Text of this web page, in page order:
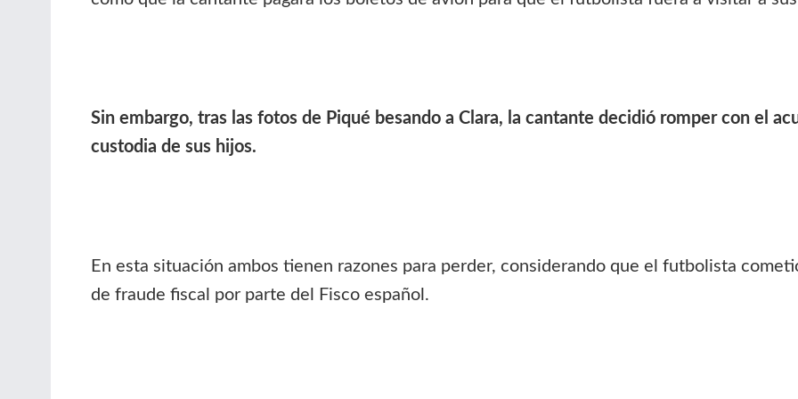
Sin embargo, tras las fotos de Piqué besando a Clara, la cantante decidió romper con el
custodia de sus hijos.
En esta situación ambos tienen razones para perder, considerando que el futbolista
de fraude fiscal por parte del Fisco español.